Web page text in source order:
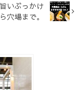
いぶっかけ
穴場まで。